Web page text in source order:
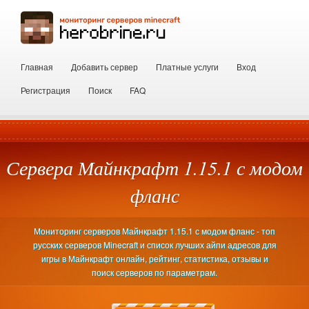
Главная Добавить сервер Платные услуги
Вход
Регистрация
Поиск FAQ
Сервера Майнкрафт 1.15.1 с модом
фланс
Мониторинг серверов Майнкрафт 1.15.1 с модом фланс - топ
русских серверов Minecraft и список лучших айпи адресов для
игры в Майнкрафт онлайн, рейтинг, статистика, отзывы и
поиск серверов по параметрам.